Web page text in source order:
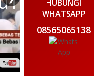
HUBUNGI
WHATSAPP
08565065138